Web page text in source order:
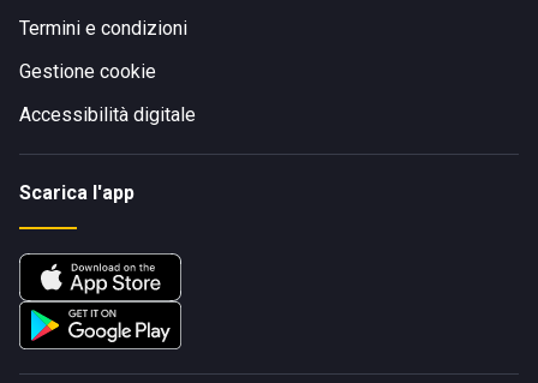
Termini e condizioni
Gestione cookie
Accessibilità digitale
Scarica l'app